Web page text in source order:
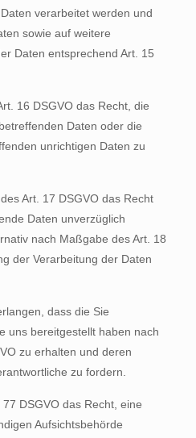
verarbeitet werden und
sowie auf weitere
Daten entsprechend Art. 15
16 DSGVO das Recht, die
Daten oder die
unrichtigen Daten zu
Art. 17 DSGVO das Recht
Daten unverzüglich
nach Maßgabe des Art. 18
der Verarbeitung der Daten
dass die Sie
uns bereitgestellt haben nach
zu erhalten und deren
zu fordern.
DSGVO das Recht, eine
Aufsichtsbehörde